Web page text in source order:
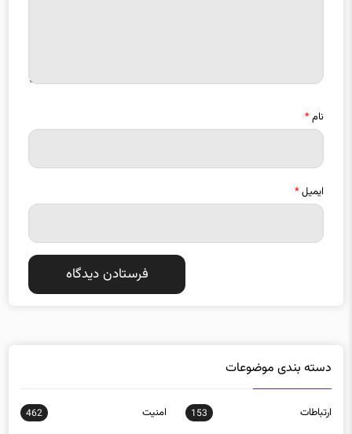
نام*
ایمیل*
دسته بندی موضوعات
ارتباطات 153 امنيت 462